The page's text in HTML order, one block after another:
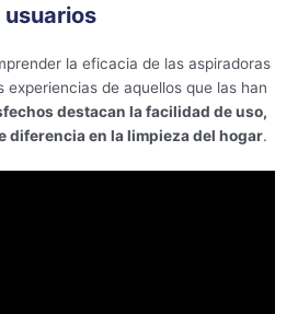
usuarios
la eficacia de las aspiradoras
experiencias de aquellos que las han
destacan la facilidad de uso,
diferencia en la limpieza del hogar.